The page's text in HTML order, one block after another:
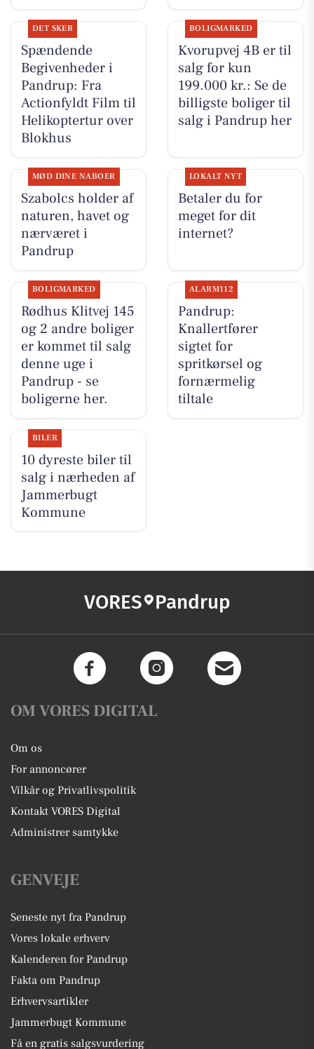
DET SKER
Spændende
Begivenheder i
Pandrup: Fra
Actionfyldt Film til
Helikoptertur over
Blokhus
BOLIGMARKED
Kvorupvej 4B er til
salg for kun
199.000 kr.: Se de
billigste boliger til
salg i Pandrup her
MØD DINE NABOER
Szabolcs holder af
naturen, havet og
nærværet i
Pandrup
LOKALT NYT
Betaler du for
meget for dit
internet?
BOLIGMARKED
Rødhus Klitvej 145
og 2 andre boliger
er kommet til salg
denne uge i
Pandrup - se
boligerne her.
ALARM112
Pandrup:
Knallertfører
sigtet for
spritkørsel og
fornærmelig
tiltale
BILER
10 dyreste biler til
salg i nærheden af
Jammerbugt
Kommune
VORES Pandrup
OM VORES DIGITAL
Om os
For annoncører
Vilkår og Privatlivspolitik
Kontakt VORES Digital
Administrer samtykke
GENVEJE
Seneste nyt fra Pandrup
Vores lokale erhverv
Kalenderen for Pandrup
Fakta om Pandrup
Erhvervsartikler
Jammerbugt Kommune
Få en gratis salgsvurdering